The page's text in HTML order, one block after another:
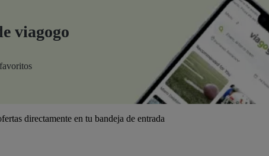
viagogo
directamente en tu bandeja de entrada